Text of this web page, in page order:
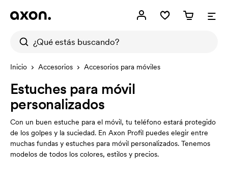
Inicio Accesorios Accesorios para móviles
Estuches para móvil
personalizados
Con un buen estuche para el móvil, tu teléfono estará protegido
de los golpes y la suciedad. En Axon Profil puedes elegir entre
muchas fundas y estuches para móvil personalizados. Tenemos
modelos de todos los colores, estilos y precios.